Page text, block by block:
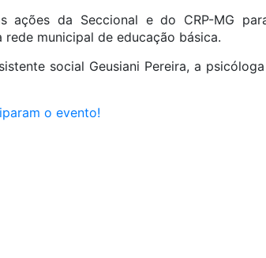
ações da Seccional e do CRP-MG
municipal de educação básica.
social Geusiani Pereira, a
o evento!